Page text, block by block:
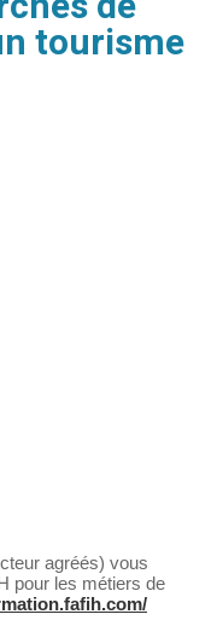
tourisme
agréés) vous
pour les métiers de